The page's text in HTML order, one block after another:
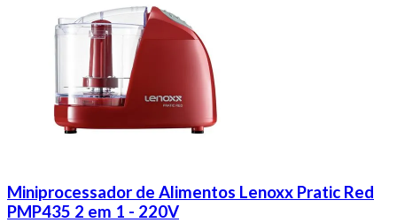
Miniprocessador de Alimentos Lenoxx Pratic Red
PMP435 2 em 1 - 220V